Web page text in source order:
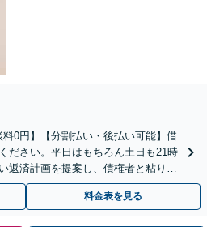
料0円】【分割払い・後払い可能】借
ださい。平日はもちろん土日も21時
返済計画を提案し、債権者と粘り強
料金表を見る